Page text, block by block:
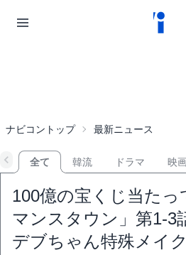
ナビコントップ 最新ニュース
全て 韓流 ドラマ 映
100億の宝くじ当たっ
マンスタウン」第1-3
デブちゃん特殊メイ